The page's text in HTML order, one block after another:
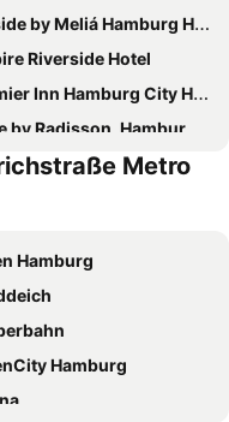
by Meliá Hamburg Hafen
Riverside Hotel
Inn Hamburg City Hammerbrook
Radisson, Hamburg-St. Pauli
Onyx Hamburg
Inn - the niu, Yen Hamburg City
Inn Hamburg City Millerntor
Hamburg, Autograph Collection
Hotel Hamburg HafenCity
Plaza Hamburg - City Alster By Ihg
Metro
Hamburg
Hamburg